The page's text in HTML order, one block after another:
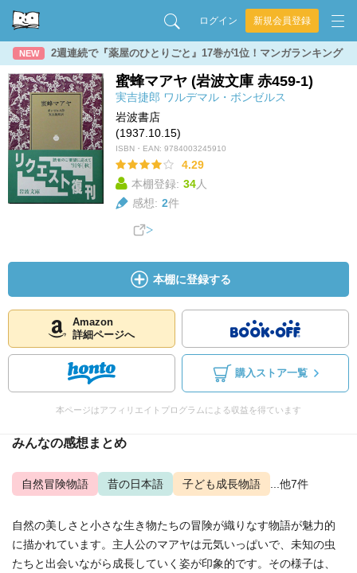
ログイン 新規会員登録
NEW 2週連続で『薬屋のひとりごと』17巻が1位！マンガランキング
蜜蜂マアヤ (岩波文庫 赤459-1)
実吉捷郎 ワルデマル・ボンゼルス
岩波書店
(1937.10.15)
ISBN・EAN: 9784003245910
4.29
本棚登録: 34人
感想: 2件
本棚に登録する
Amazon
詳細ページへ
購入ストア一覧
本ページはアフィリエイトプログラムによる収益を得ています
みんなの感想まとめ
自然冒険物語 昔の日本語 子ども成長物語 ...他7件
自然の美しさと小さな生き物たちの冒険が織りなす物語が魅力的
に描かれています。主人公のマアヤは元気いっぱいで、未知の虫
たちと出会いながら成長していく姿が印象的です。その様子は、